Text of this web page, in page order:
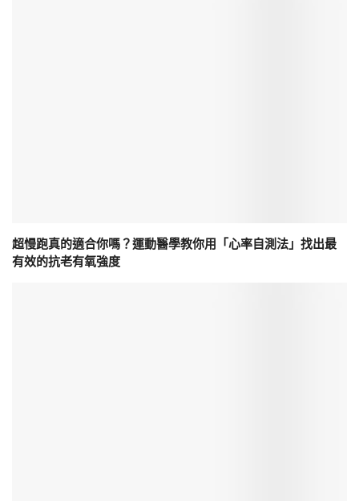
超慢跑真的適合你嗎？運動醫學教你用「心率自測法」找出最
有效的抗老有氧強度